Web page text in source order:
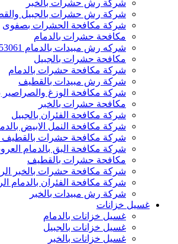
شركة رش حشرات بالخبر
شركة رش حشرات بالجبيل
شركة مكافحة الحشرات بصفوى
مكافحة حشرات بالدمام
شركه رش مبيدات بالدمام 0504353061
مكافحة حشرات بالجبيل
شركة مكافحة حشرات بالدمام
شركة رش مبيدات بالقطيف
شركة مكافحة الوزغ والصراصير
مكافحة حشرات بالخبر
شركة مكافحة الفئران بالجبيل
شركة مكافحة النمل الابيض
شركة مكافحة حشرات بالقطيف
شركة مكافحة البق بالدمام
مكافحة حشرات بالقطيف
شركة مكافحة حشرات بالخبر
شركة مكافحة الفئران بالدمام
شركة رش مبيدات بالخبر
غسيل خزانات
غسيل خزانات بالدمام
غسيل خزانات بالجبيل
غسيل خزانات بالخبر